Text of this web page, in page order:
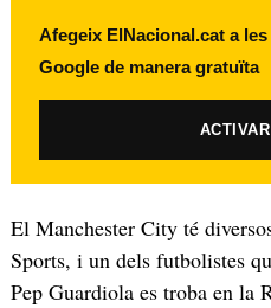
Afegeix ElNacional.cat a
Google de manera gratuïta
El Manchester City té
Sports, i un dels futbolistes
Pep Guardiola es troba en la